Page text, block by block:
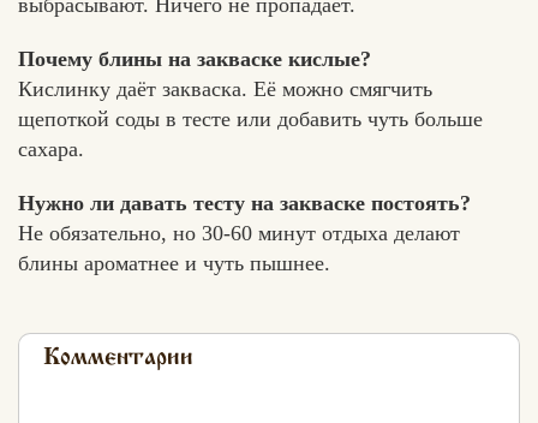
выбрасывают. Ничего не пропадает.
Почему блины на закваске кислые?
Кислинку даёт закваска. Её можно смягчить
щепоткой соды в тесте или добавить чуть больше
сахара.
Нужно ли давать тесту на закваске постоять?
Не обязательно, но 30-60 минут отдыха делают
блины ароматнее и чуть пышнее.
Комментарии